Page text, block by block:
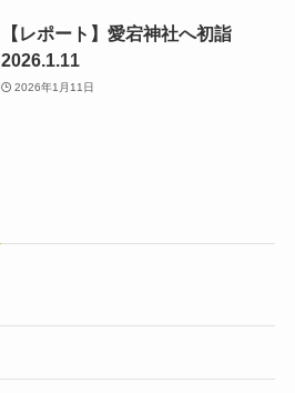
【レポート】愛宕神社へ初詣
2026.1.11
2026年1月11日